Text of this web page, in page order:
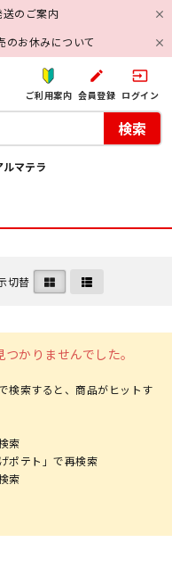
のご案内
のお休みについて
ご利用案内
create
会員登録
input
ログイン
検索
ルマテラ
切替
かりませんでした。
検索すると、商品がヒットす
索
ポテト」で再検索
索